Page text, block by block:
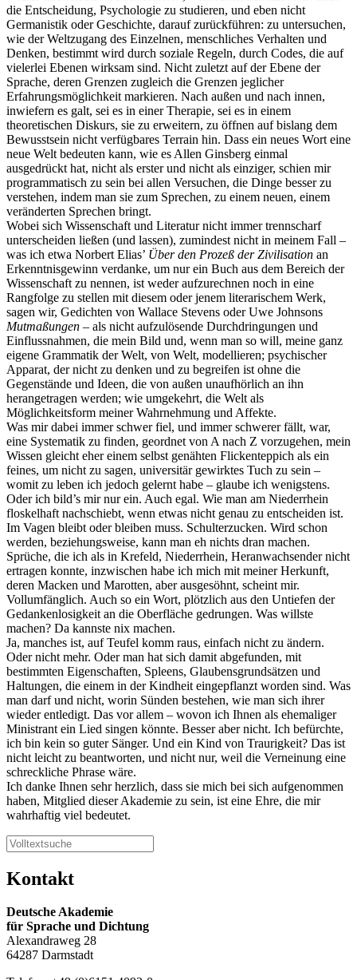
die Entscheidung, Psychologie zu studieren, und eben nicht
Germanistik oder Geschichte, darauf zurückführen: zu untersuchen,
wie der Weltzugang des Einzelnen, menschliches Verhalten und
Denken, bestimmt wird durch soziale Regeln, durch Codes, die auf
vielerlei Ebenen wirksam sind. Nicht zuletzt auf der Ebene der
Sprache, deren Grenzen zugleich die Grenzen jeglicher
Erfahrungsmöglichkeit markieren. Nach außen und nach innen,
inwiefern es galt, sei es in einer Therapie, sei es in einem
theoretischen Diskurs, sie zu erweitern, zu öffnen auf bislang dem
Bewusstsein nicht verfügbares Terrain hin. Dass ein neues Wort eine
neue Welt bedeuten kann, wie es Allen Ginsberg einmal
ausgedrückt hat, nicht als erster und nicht als einziger, schien mir
programmatisch zu sein bei allen Versuchen, die Dinge besser zu
verstehen, indem man sie zum Sprechen, zu einem neuen, einem
veränderten Sprechen bringt.
Wobei sich Wissenschaft und Literatur nicht immer trennscharf
unterscheiden ließen (und lassen), zumindest nicht in meinem Fall –
was ich etwa Norbert Elias’ Über den Prozeß der Zivilisation an
Erkenntnisgewinn verdanke, um nur ein Buch aus dem Bereich der
Wissenschaft zu nennen, ist weder aufzurechnen noch in eine
Rangfolge zu stellen mit diesem oder jenem literarischem Werk,
sagen wir, Gedichten von Wallace Stevens oder Uwe Johnsons
Mutmaßungen – als nicht aufzulösende Durchdringungen und
Einflussnahmen, die mein Bild und, wenn man so will, meine ganz
eigene Grammatik der Welt, von Welt, modellieren; psychischer
Apparat, der nicht zu denken und zu begreifen ist ohne die
Gegenstände und Ideen, die von außen unaufhörlich an ihn
herangetragen werden; wie umgekehrt, die Welt als
Möglichkeitsform meiner Wahrnehmung und Affekte.
Was mir dabei immer schwer fiel, und immer schwerer fällt, war,
eine Systematik zu finden, geordnet von A nach Z vorzugehen, mein
Wissen gleicht eher einem selbst genähten Flickenteppich als ein
feines, um nicht zu sagen, universitär gewirktes Tuch zu sein –
womit zu leben ich jedoch gelernt habe – glaube ich wenigstens.
Oder ich bild’s mir nur ein. Auch egal. Wie man am Niederrhein
floskelhaft nachschiebt, wenn etwas nicht genau zu entscheiden ist.
Im Vagen bleibt oder bleiben muss. Schulterzucken. Wird schon
werden, beziehungsweise, kann man eh nichts dran machen.
Sprüche, die ich als in Krefeld, Niederrhein, Heranwachsender nicht
ertragen konnte, inzwischen habe ich mich mit meiner Herkunft,
deren Macken und Marotten, aber ausgesöhnt, scheint mir.
Vollumfänglich. Auch so ein Wort, plötzlich aus den Untiefen der
Gedankenlosigkeit an die Oberfläche gedrungen. Was willste
machen? Da kannste nix machen.
Ja, manches ist, auf Teufel komm raus, einfach nicht zu ändern.
Oder nicht mehr. Oder man hat sich damit abgefunden, mit
bestimmten Eigenschaften, Spleens, Glaubensgrundsätzen und
Haltungen, die einem in der Kindheit eingepflanzt worden sind. Was
man darf und nicht, worin Sünden bestehen, wie man sich ihrer
wieder entledigt. Das vor allem – wovon ich Ihnen als ehemaliger
Ministrant ein Lied singen könnte. Besser aber nicht. Ich befürchte,
ich bin kein so guter Sänger. Und ein Kind von Traurigkeit? Das ist
nicht leicht zu beantworten, und nicht nur, weil die Verneinung eine
schreckliche Phrase wäre.
Ich danke Ihnen sehr herzlich, dass sie mich bei sich aufgenommen
haben, Mitglied dieser Akademie zu sein, ist eine Ehre, die mir
wahrhaftig viel bedeutet.
Kontakt
Deutsche Akademie
für Sprache und Dichtung
Alexandraweg 28
64287 Darmstadt